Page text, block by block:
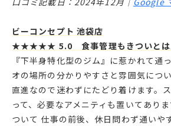
ビーコンセプト 池袋店
★★★★★ 5.0 食事管理もきついとは
『下半身特化型のジム』に惹かれて通
オの場所の分かりやすさと雰囲気につ
直進なので迷わずにたどり着けます。
って、必要なアメニティも置いてあり
ついて 仕事の前後、休日問わず通いや